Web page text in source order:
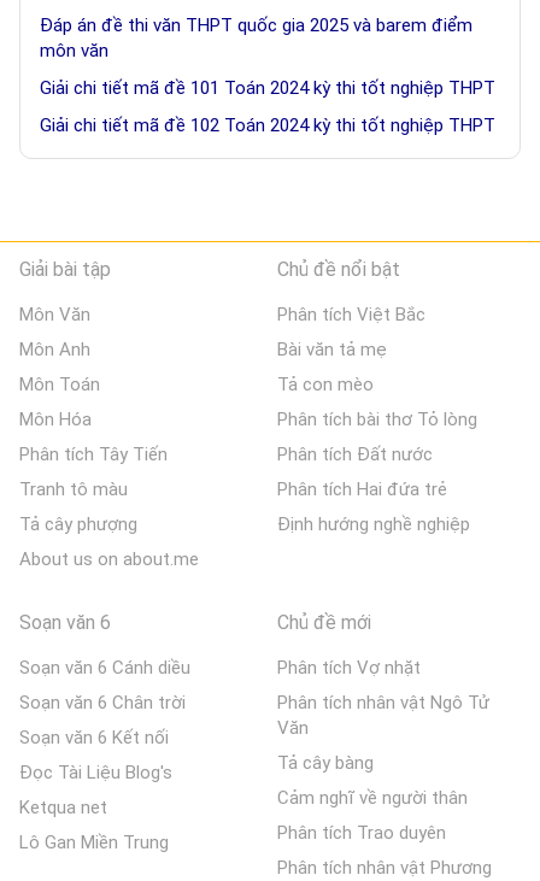
Đáp án đề thi văn THPT quốc gia 2025 và barem điểm
môn văn
Giải chi tiết mã đề 101 Toán 2024 kỳ thi tốt nghiệp THPT
Giải chi tiết mã đề 102 Toán 2024 kỳ thi tốt nghiệp THPT
Giải bài tập
Môn Văn
Môn Anh
Môn Toán
Môn Hóa
Phân tích Tây Tiến
Tranh tô màu
Tả cây phượng
About us on about.me
Chủ đề nổi bật
Phân tích Việt Bắc
Bài văn tả mẹ
Tả con mèo
Phân tích bài thơ Tỏ lòng
Phân tích Đất nước
Phân tích Hai đứa trẻ
Định hướng nghề nghiệp
Soạn văn 6
Soạn văn 6 Cánh diều
Soạn văn 6 Chân trời
Soạn văn 6 Kết nối
Đọc Tài Liệu Blog's
Ketqua net
Lô Gan Miền Trung
Chủ đề mới
Phân tích Vợ nhặt
Phân tích nhân vật Ngô Tử
Văn
Tả cây bàng
Cảm nghĩ về người thân
Phân tích Trao duyên
Phân tích nhân vật Phương